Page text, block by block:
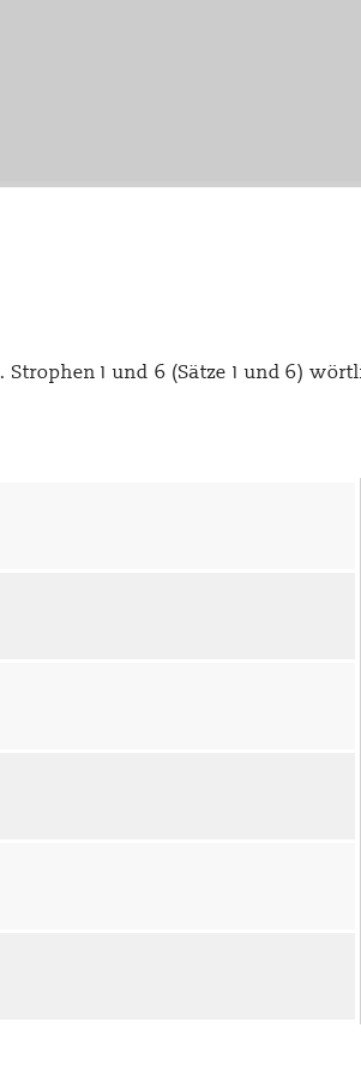
. Strophen 1 und 6 (Sätze 1 und 6)